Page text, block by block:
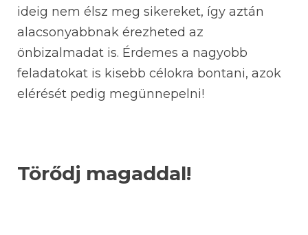
ideig nem élsz meg sikereket, így aztán
alacsonyabbnak érezheted az
önbizalmadat is. Érdemes a nagyobb
feladatokat is kisebb célokra bontani, azok
elérését pedig megünnepelni!
Törődj magaddal!